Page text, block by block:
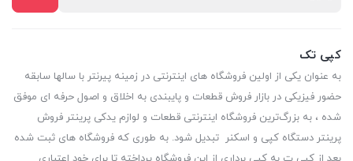
کپی تک
به عنوان یکی از اولین فروشگاه های اینترنتی در زمینه پیرنتر با سالها سابقه
حضور فیزیکی در بازار فروش قطعات و پایبندی به اخلاق و اصول حرفه ای موفق
شده ، به بزرگ‌ترین فروشگاه اینترنتی قطعات و لوازم یدکی پرینتر فروش
پرینتر دستگاه کپی و اسکنر تبدیل شود. به طوری که فروشگاه های ثبت شده